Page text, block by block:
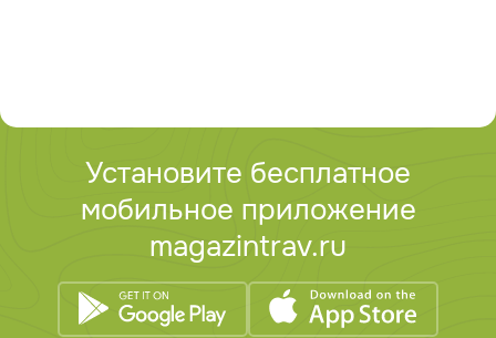
Установите бесплатное
мобильное приложение
magazintrav.ru